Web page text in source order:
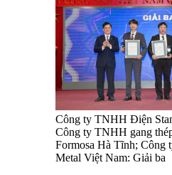
Công ty TNHH Điện
Công ty TNHH gang
Formosa Hà Tĩnh;
Metal Việt Nam: Giải ba